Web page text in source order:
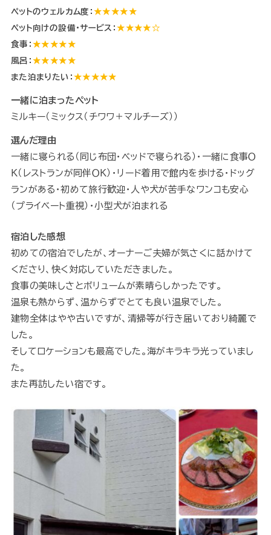
ペットのウェルカム度：★★★★★
ペット向けの設備・サービス：★★★★☆
食事：★★★★★
風呂：★★★★★
また泊まりたい： ★★★★★
一緒に泊まったペット
ミルキー（ミックス（チワワ＋マルチーズ））
選んだ理由
一緒に寝られる（同じ布団・ベッドで寝られる）・一緒に食事Ｏ
Ｋ（レストランが同伴ＯＫ）・リード着用で館内を歩ける・ドッグ
ランがある・初めて旅行歓迎・人や犬が苦手なワンコも安心
（プライベート重視）・小型犬が泊まれる
宿泊した感想
初めての宿泊でしたが、オーナーご夫婦が気さくに話かけて
くださり、快く対応していただきました。
食事の美味しさとボリュームが素晴らしかったです。
温泉も熱からず、温からずでとても良い温泉でした。
建物全体はやや古いですが、清掃等が行き届いており綺麗で
した。
そしてロケーションも最高でした。海がキラキラ光っていまし
た。
また再訪したい宿です。